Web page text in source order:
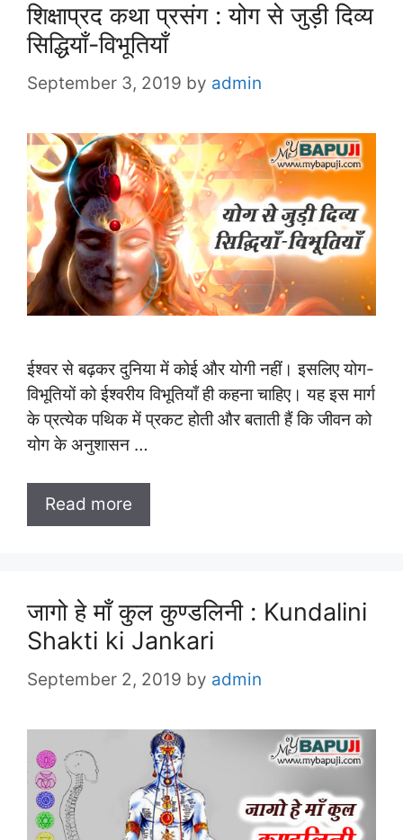
शिक्षाप्रद कथा प्रसंग : योग से जुड़ी दिव्य
सिद्धियाँ-विभूतियाँ
September 3, 2019 by admin
ईश्वर से बढ़कर दुनिया में कोई और योगी नहीं। इसलिए योग-
विभूतियों को ईश्वरीय विभूतियाँ ही कहना चाहिए। यह इस मार्ग
के प्रत्येक पथिक में प्रकट होती और बताती हैं कि जीवन को
योग के अनुशासन …
Read more
जागो हे माँ कुल कुण्डलिनी : Kundalini
Shakti ki Jankari
September 2, 2019 by admin